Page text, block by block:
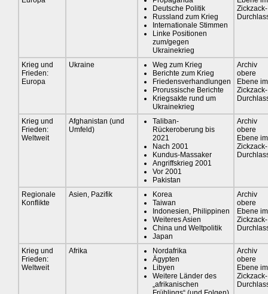
Deutsche Politik
Russland zum Krieg
Internationale Stimmen
Linke Positionen
zum/gegen
Ukrainekrieg
Zickzack-
Krieg und
Frieden:
Europa
Ukraine
Weg zum Krieg
Berichte zum Krieg
Friedensverhandlungen
Prorussische Berichte
Kriegsakte rund um
Ukrainekrieg
Archiv
obere
Ebene im
Zickzack-
Krieg und
Frieden:
Weltweit
Afghanistan (und
Umfeld)
Taliban-
Rückeroberung bis
2021
Nach 2001
Kundus-Massaker
Angriffskrieg 2001
Vor 2001
Pakistan
Archiv
obere
Ebene im
Zickzack-
Regionale
Konflikte
Asien, Pazifik
Korea
Taiwan
Indonesien, Philippinen
Weiteres Asien
China und Weltpolitik
Japan
Archiv
obere
Ebene im
Zickzack-
Krieg und
Frieden:
Weltweit
Afrika
Nordafrika
Ägypten
Libyen
Weitere Länder des
„afrikanischen
Archiv
obere
Ebene im
Zickzack-